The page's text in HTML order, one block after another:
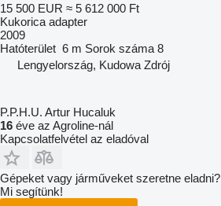
15 500 EUR ≈ 5 612 000 Ft
Kukorica adapter
2009
Hatóterület 6 m Sorok száma 8
Lengyelország, Kudowa Zdrój
P.P.H.U. Artur Hucaluk
16 éve az Agroline-nál
Kapcsolatfelvétel az eladóval
Gépeket vagy járműveket szeretne eladni?
Mi segítünk!